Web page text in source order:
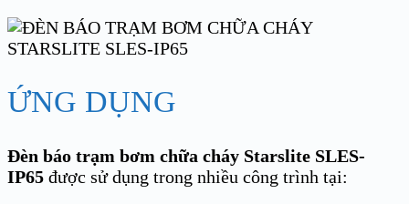
ỨNG DỤNG
Đèn báo trạm bơm chữa cháy Starslite SLES-
IP65 được sử dụng trong nhiều công trình tại: